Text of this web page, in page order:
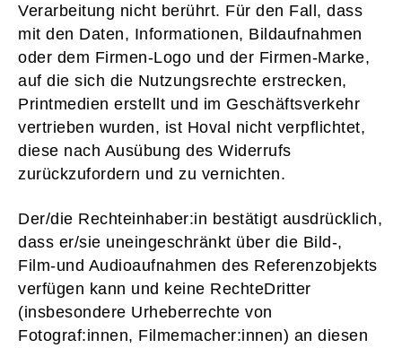
Verarbeitung nicht berührt. Für den Fall, dass
mit den Daten, Informationen, Bildaufnahmen
oder dem Firmen-Logo und der Firmen-Marke,
auf die sich die Nutzungsrechte erstrecken,
Printmedien erstellt und im Geschäftsverkehr
vertrieben wurden, ist Hoval nicht verpflichtet,
diese nach Ausübung des Widerrufs
zurückzufordern und zu vernichten.
Der/die Rechteinhaber:in bestätigt ausdrücklich,
dass er/sie uneingeschränkt über die Bild-,
Film-und Audioaufnahmen des Referenzobjekts
verfügen kann und keine RechteDritter
(insbesondere Urheberrechte von
Fotograf:innen, Filmemacher:innen) an diesen